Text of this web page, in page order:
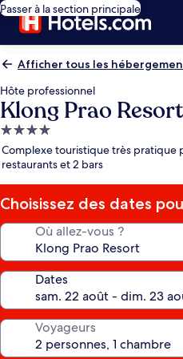
Passer à la section principale
Afficher tous les
Hôte professionnel
Klong Prao Resort
Hébergement
4.0 étoiles
Complexe touristique très pratique
restaurants et 2 bars
Choisissez des dates
Où allez-vous ?
Dates
Voyageurs